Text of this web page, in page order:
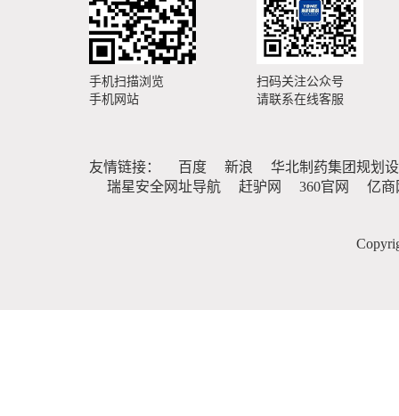
手机扫描浏览
手机网站
扫码关注公众号
请联系在线客服
友情链接： 百度 新浪
华北制药集团规划
瑞星安全网址导航
赶驴网 360官网 亿商